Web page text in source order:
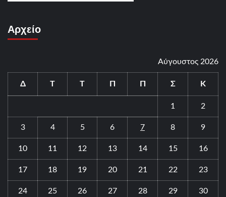
Αρχείο
Αύγουστος 2026
Δ Τ Τ Π Π Σ Κ
1 2
3 4 5 6 7 8 9
10 11 12 13 14 15 16
17 18 19 20 21 22 23
24 25 26 27 28 29 30